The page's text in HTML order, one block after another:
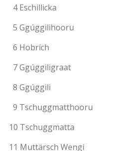
4 Eschillicka
5 Ggúggilihooru
6 Hobrích
7 Ggúggiligraat
8 Ggúggili
9 Tschuggmatthooru
10 Tschuggmatta
11 Muttärsch Wengi